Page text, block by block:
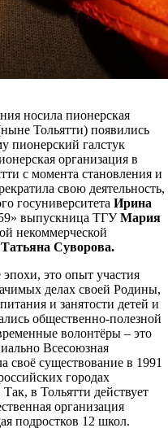
носила пионерская
Тольятти) появились
пионерский галстук
организация в
с момента становления и
свою деятельность,
госуниверситета Ирина
выпускница ТГУМария
некоммерческой
Татьяна Суворова.
это опыт участия
делах своей Родины,
и занятости детей и
общественно-полезной
волонтёры – это
Всесоюзная
своё существование в 1991
городах
в Тольятти действует
организация
подростков 12 школ.